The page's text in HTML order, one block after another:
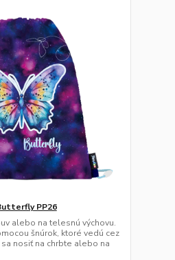
PP26
alebo na telesnú výchovu.
šnúrok, ktoré vedú cez
nosiť na chrbte alebo na